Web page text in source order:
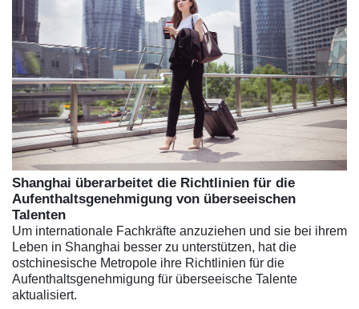
Shanghai überarbeitet die Richtlinien für die
Aufenthaltsgenehmigung von überseeischen
Talenten
Um internationale Fachkräfte anzuziehen und sie bei ihrem
Leben in Shanghai besser zu unterstützen, hat die
ostchinesische Metropole ihre Richtlinien für die
Aufenthaltsgenehmigung für überseeische Talente
aktualisiert.